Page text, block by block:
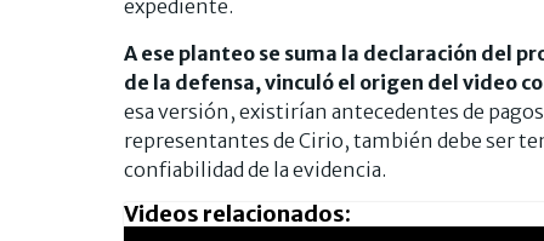
expediente.
A ese planteo se suma la declaración del
de la defensa, vinculó el origen del video
esa versión, existirían antecedentes de
representantes de Cirio, también debe ser
confiabilidad de la evidencia.
Videos relacionados: